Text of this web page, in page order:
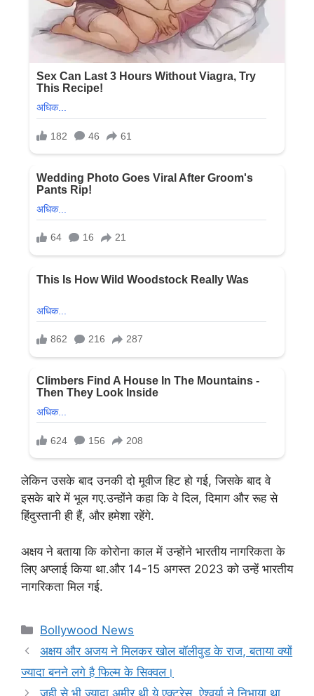
लेकिन उसके बाद उनकी दो मूवीज हिट हो गई, जिसके बाद वे
इसके बारे में भूल गए.उन्होंने कहा कि वे दिल, दिमाग और रूह से
हिंदुस्तानी ही हैं, और हमेशा रहेंगे.
अक्षय ने बताया कि कोरोना काल में उन्होंने भारतीय नागरिकता के
लिए अप्लाई किया था.और 14-15 अगस्त 2023 को उन्हें भारतीय
नागरिकता मिल गई.
Categories
Bollywood News
अक्षय और अजय ने मिलकर खोल बॉलीवुड के राज, बताया क्यों
ज्यादा बनने लगे है फिल्म के सिक्वल।
जूही से भी ज्यादा अमीर थी ये एक्ट्रेस, ऐश्वर्या ने निभाया था